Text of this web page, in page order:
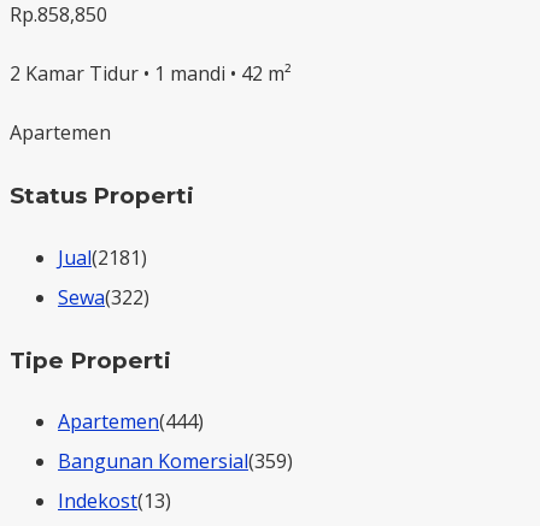
Rp.858,850
2 Kamar Tidur • 1 mandi • 42 m²
Apartemen
Status Properti
Jual(2181)
Sewa(322)
Tipe Properti
Apartemen(444)
Bangunan Komersial(359)
Indekost(13)